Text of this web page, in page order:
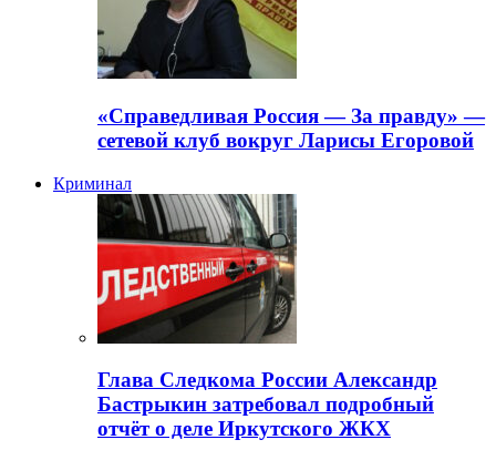
«Справедливая Россия — За правду» —
сетевой клуб вокруг Ларисы Егоровой
Криминал
Глава Следкома России Александр
Бастрыкин затребовал подробный
отчёт о деле Иркутского ЖКХ